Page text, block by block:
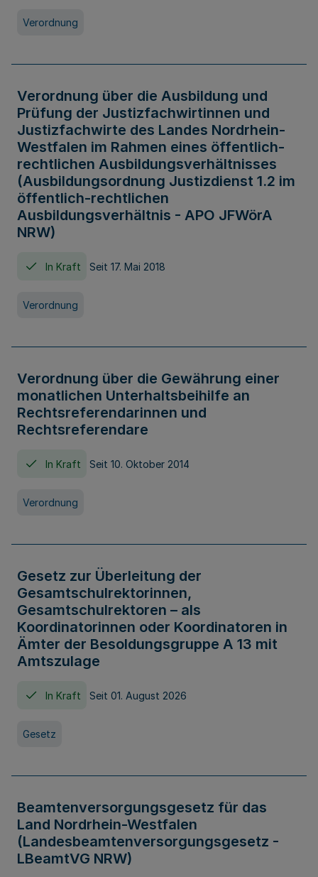
Verordnung
Verordnung über die Ausbildung und
Prüfung der Justizfachwirtinnen und
Justizfachwirte des Landes Nordrhein-
Westfalen im Rahmen eines öffentlich-
rechtlichen Ausbildungsverhältnisses
(Ausbildungsordnung Justizdienst 1.2 im
öffentlich-rechtlichen
Ausbildungsverhältnis - APO JFWörA
NRW)
In Kraft Seit 17. Mai 2018
Verordnung
Verordnung über die Gewährung einer
monatlichen Unterhaltsbeihilfe an
Rechtsreferendarinnen und
Rechtsreferendare
In Kraft Seit 10. Oktober 2014
Verordnung
Gesetz zur Überleitung der
Gesamtschulrektorinnen,
Gesamtschulrektoren – als
Koordinatorinnen oder Koordinatoren in
Ämter der Besoldungsgruppe A 13 mit
Amtszulage
In Kraft Seit 01. August 2026
Gesetz
Beamtenversorgungsgesetz für das
Land Nordrhein-Westfalen
(Landesbeamtenversorgungsgesetz -
LBeamtVG NRW)